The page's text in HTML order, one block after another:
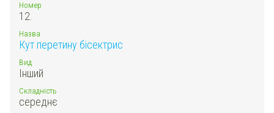
Номер
12.
Назва
Кут перетину бісектрис
Вид
Інший
Складність
середнє